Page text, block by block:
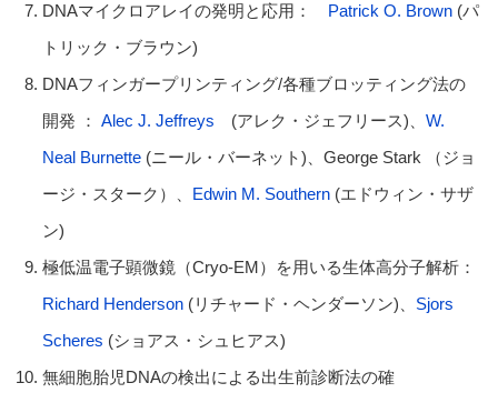
DNAマイクロアレイの発明と応用： Patrick O. Brown(パ
トリック・ブラウン)
DNAフィンガープリンティング/各種ブロッティング法の
開発 ： Alec J. Jeffreys (アレク・ジェフリース)、 W.
Neal Burnette(ニール・バーネット)、George Stark （ジョ
ージ・スターク）、 Edwin M. Southern(エドウィン・サザ
ン)
極低温電子顕微鏡（Cryo-EM）を用いる生体高分子解析：
Richard Henderson(リチャード・ヘンダーソン)、 Sjors
Scheres (ショアス・シュヒアス)
無細胞胎児DNAの検出による出生前診断法の確